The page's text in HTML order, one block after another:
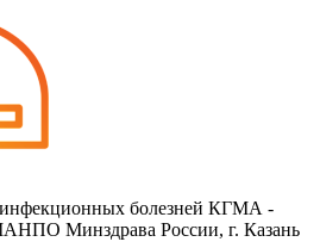
болезней КГМА -
Минздрава России, г. Казань